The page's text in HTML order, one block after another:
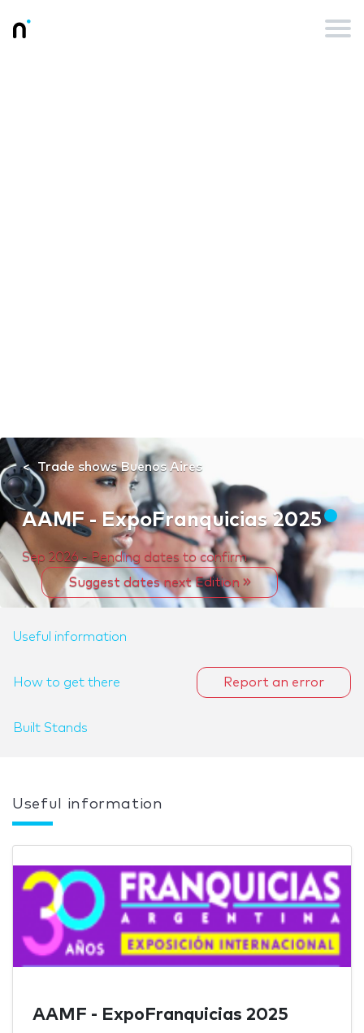
Trade shows Buenos Aires
AAMF - ExpoFranquicias 2025
Sep 2026 - Pending dates to confirm
Suggest dates next Edition
Useful information
How to get there
Built Stands
Report an error
Useful information
AAMF - ExpoFranquicias 2025